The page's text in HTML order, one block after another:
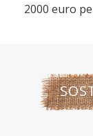
2000 euro